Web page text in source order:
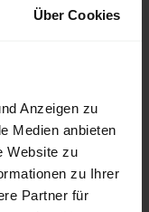
Über Cookies
Anzeigen zu
Medien anbieten
Website zu
zu Ihrer
Partner für